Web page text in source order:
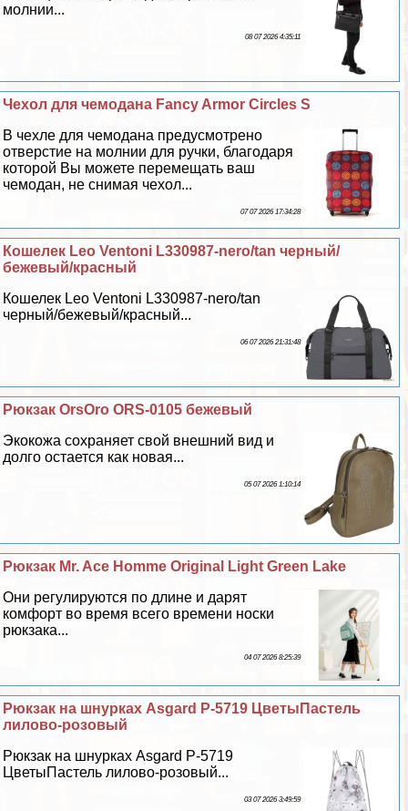
молнии...
08 07 2026 4:35:11
Чехол для чемодана Fancy Armor Circles S
В чехле для чемодана предусмотрено
отверстие на молнии для ручки, благодаря
которой Вы можете перемещать ваш
чемодан, не снимая чехол...
07 07 2026 17:34:28
Кошелек Leo Ventoni L330987-nero/tan черный/
бежевый/красный
Кошелек Leo Ventoni L330987-nero/tan
черный/бежевый/красный...
06 07 2026 21:31:48
Рюкзак OrsOro ORS-0105 бежевый
Экокожа сохраняет свой внешний вид и
долго остается как новая...
05 07 2026 1:10:14
Рюкзак Mr. Ace Homme Original Light Green Lake
Они регулируются по длине и дарят
комфорт во время всего времени носки
рюкзака...
04 07 2026 8:25:39
Рюкзак на шнурках Asgard Р-5719 ЦветыПастель
лилово-розовый
Рюкзак на шнурках Asgard Р-5719
ЦветыПастель лилово-розовый...
03 07 2026 3:49:59